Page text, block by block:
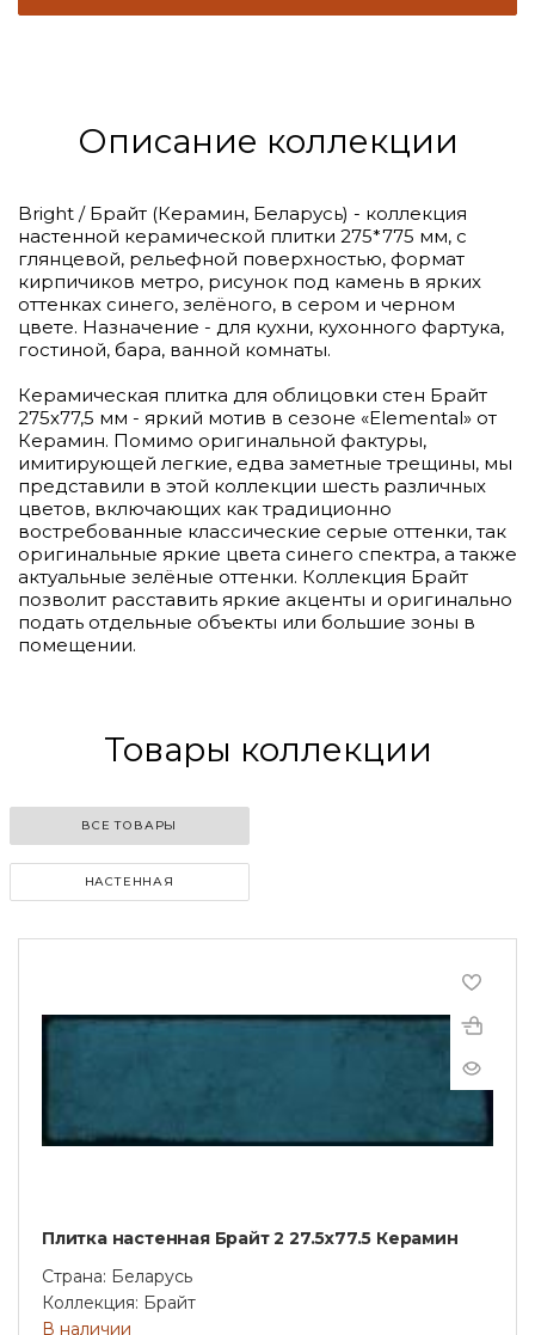
Описание коллекции
Bright / Брайт (Керамин, Беларусь) - коллекция
настенной керамической плитки 275*775 мм, с
глянцевой, рельефной поверхностью, формат
кирпичиков метро, рисунок под камень в ярких
оттенках синего, зелёного, в сером и черном
цвете. Назначение - для кухни, кухонного фартука,
гостиной, бара, ванной комнаты.
Керамическая плитка для облицовки стен Брайт
275х77,5 мм - яркий мотив в сезоне «Elemental» от
Керамин. Помимо оригинальной фактуры,
имитирующей легкие, едва заметные трещины, мы
представили в этой коллекции шесть различных
цветов, включающих как традиционно
востребованные классические серые оттенки, так
оригинальные яркие цвета синего спектра, а также
актуальные зелёные оттенки. Коллекция Брайт
позволит расставить яркие акценты и оригинально
подать отдельные объекты или большие зоны в
помещении.
Товары коллекции
ВСЕ ТОВАРЫ
НАСТЕННАЯ
Плитка настенная Брайт 2 27.5x77.5 Керамин
Страна: Беларусь
Коллекция: Брайт
В наличии